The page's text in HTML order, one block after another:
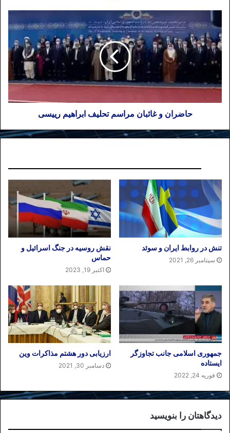
حاضران و غائبان مراسم تحلیف ابراهیم رییسی
تنش در روابط ایران و سوئد
سپتامبر 26, 2021
نقش روسیه در جنگ اسرائیل و
حماس
اکتبر 19, 2023
جمهوری اسلامی جانب تجاوزگر
ایستاده
فوریه 24, 2022
ارزیابی دور هشتم مذاکرات وین
دسامبر 30, 2021
دیدگاهتان را بنویسید